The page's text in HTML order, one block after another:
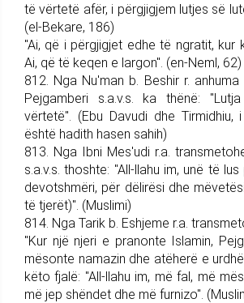
të vërtetë afër, i përgji­gjem lutjes së
(el-Bekare, 186)
"Ai, që i përgjigjet edhe të ngratit, kur
Ai, që të keqen e lar­gon". (en-Neml, 62)
812. Nga Nu'man b. Beshir r.
Pej­gam­be­ri s.a.v.s. ka thënë:
vërtetë". (Ebu Davudi dhe
është hadith hasen sahih)
813. Nga Ibni Mes'udi r.a.
s.a.v.s. thoshte: "All-llahu im, unë të
devotshmëri, për dëlirësi dhe
të tjerët)". (Muslimi)
814. Nga Tarik b. Eshjeme r.a.
"Kur një njeri e pranonte Islamin,
mësonte namazin dhe atëherë e
këto fjalë: "All-llahu im, më fal, më
më jep shëndet dhe më furnizo".